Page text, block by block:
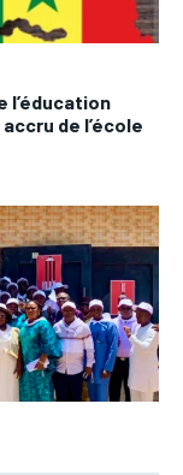
l’éducation
de l’école